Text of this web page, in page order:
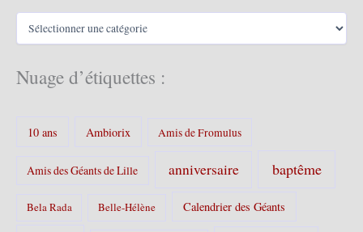
s
C
é
g
Nuage d’étiquettes :
10 ans Ambiorix Amis de Fromulus
Amis des Géants de Lille anniversaire baptême
Bela Rada Belle-Hélène Calendrier des Géants